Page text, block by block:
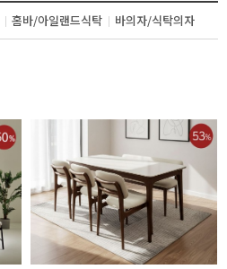
홈바/아일랜드식탁 바의자/식탁의자